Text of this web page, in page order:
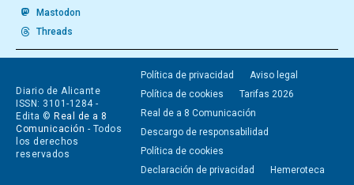
Mastodon
Threads
Diario de Alicante
ISSN: 3101-1284 -
Edita © Real de a 8
Comunicación - Todos
los derechos
reservados
Política de privacidad
Aviso legal
Política de cookies
Tarifas 2026
Real de a 8 Comunicación
Descargo de responsabilidad
Política de cookies
Declaración de privacidad
Hemeroteca